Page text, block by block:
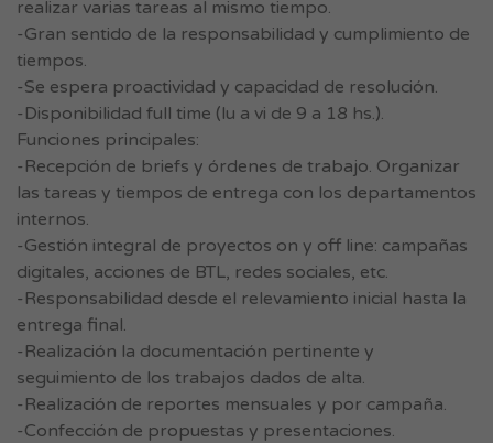
realizar varias tareas al mismo tiempo.
-Gran sentido de la responsabilidad y cumplimiento de
tiempos.
-Se espera proactividad y capacidad de resolución.
-Disponibilidad full time (lu a vi de 9 a 18 hs.).
Funciones principales:
-Recepción de briefs y órdenes de trabajo. Organizar
las tareas y tiempos de entrega con los departamentos
internos.
-Gestión integral de proyectos on y off line: campañas
digitales, acciones de BTL, redes sociales, etc.
-Responsabilidad desde el relevamiento inicial hasta la
entrega final.
-Realización la documentación pertinente y
seguimiento de los trabajos dados de alta.
-Realización de reportes mensuales y por campaña.
-Confección de propuestas y presentaciones.